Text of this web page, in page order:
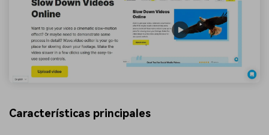
Características principales